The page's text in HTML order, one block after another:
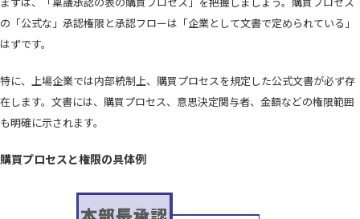
の「公式な」承認権限と承認フローは「企業として文書で定められている」
はずです。
特に、上場企業では内部統制上、購買プロセスを規定した公式文書が必ず存
在します。文書には、購買プロセス、意思決定関与者、金額などの権限範囲
も明確に示されます。
購買プロセスと権限の具体例